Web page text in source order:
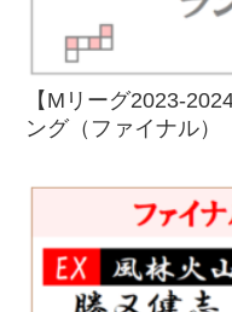
【Mリーグ2023-
ング（ファイナル）